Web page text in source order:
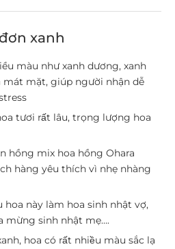
xanh
màu như xanh dương, xanh
mát mặt, giúp người nhận dễ
tươi rất lâu, trọng lượng hoa
hồng mix hoa hồng Ohara
hàng yêu thích vì nhẹ nhàng
hoa này làm hoa sinh nhật vợ,
mừng sinh nhật mẹ….
hoa có rất nhiều màu sắc lạ